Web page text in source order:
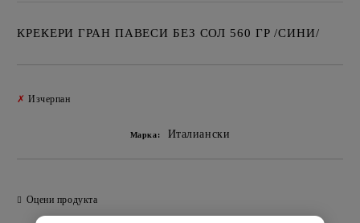
КРЕКЕРИ ГРАН ПАВЕСИ БЕЗ СОЛ 560 ГР /СИНИ/
✗ Изчерпан
Марка: Италиански
Оцени продукта